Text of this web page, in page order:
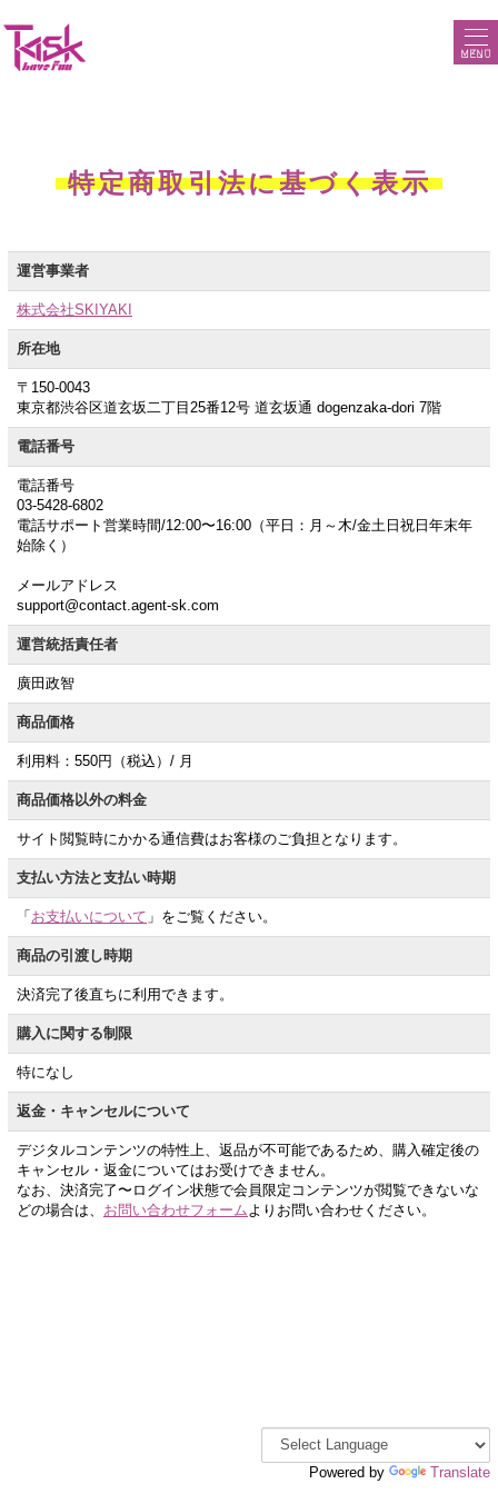
MENU
特定商取引法に基づく表示
運営事業者
株式会社SKIYAKI
所在地
〒150-0043
東京都渋谷区道玄坂二丁目25番12号 道玄坂通 dogenzaka-dori 7階
電話番号
電話番号
03-5428-6802
電話サポート営業時間/12:00〜16:00（平日：月～木/金土日祝日年末年
始除く）
メールアドレス
support@contact.agent-sk.com
運営統括責任者
廣田政智
商品価格
利用料：550円（税込）/ 月
商品価格以外の料金
サイト閲覧時にかかる通信費はお客様のご負担となります。
支払い方法と支払い時期
「お支払いについて 」をご覧ください。
商品の引渡し時期
決済完了後直ちに利用できます。
購入に関する制限
特になし
返金・キャンセルについて
デジタルコンテンツの特性上、返品が不可能であるため、購入確定後の
キャンセル・返金についてはお受けできません。
なお、決済完了〜ログイン状態で会員限定コンテンツが閲覧できないな
どの場合は、 お問い合わせフォーム よりお問い合わせください。
Powered by Translate